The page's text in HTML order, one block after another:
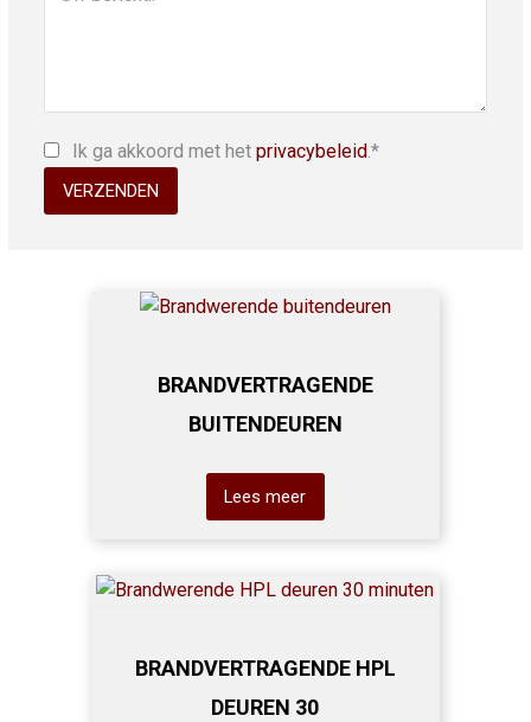
Ik ga akkoord met hetprivacybeleid.*
BRANDVERTRAGENDE
BUITENDEUREN
Lees meer
BRANDVERTRAGENDE HPL
DEUREN 30